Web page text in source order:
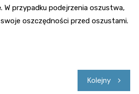
przypadku podejrzenia oszustwa,
oszczędności przed oszustami.
Kolejny